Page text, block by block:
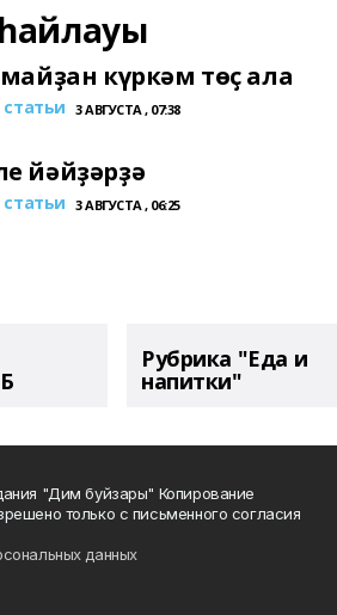
күркәм төҫ ала
3 АВГУСТА , 07:38
йәйҙәрҙә
3 АВГУСТА , 06:25
Рубрика "Еда и
напитки"
"Дим буйзары" Копирование
только с письменного согласия
данных